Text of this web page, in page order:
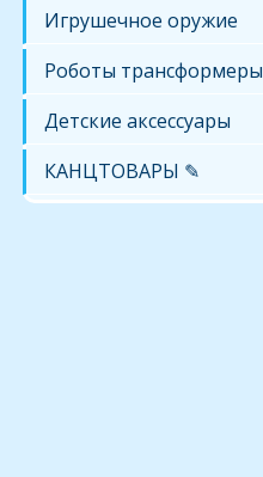
Игрушечное оружие
Роботы трансформеры
Детские аксессуары
КАНЦТОВАРЫ ✎